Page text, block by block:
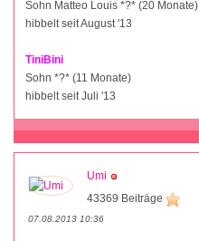
Sohn Matteo Louis *?* (20 Monate)
hibbelt seit August '13
TiniBini
Sohn *?* (11 Monate)
hibbelt seit Juli '13
Umi
43369 Beiträge
07.08.2013 10:36